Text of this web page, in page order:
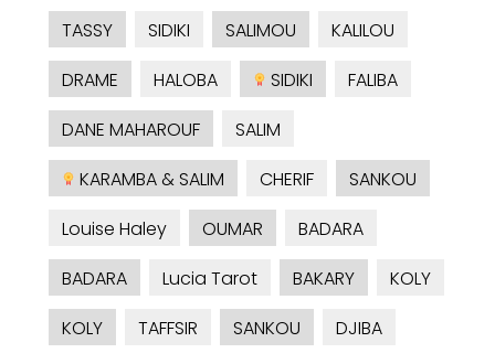
TASSY
SIDIKI SALIMOU
KALILOU
DRAME
HALOBA SIDIKI
FALIBA
DANE MAHAROUF
SALIM
KARAMBA & SALIM
CHERIF
SANKOU
Louise Haley
OUMAR
BADARA
BADARA
Lucia Tarot BAKARY
KOLY
KOLY
TAFFSIR SANKOU
DJIBA